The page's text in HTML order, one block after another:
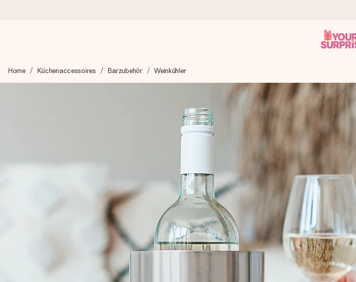
Wir bereiten dein Geschenk sorgfältig vor und schicken es blitzschnell – damit du es genau zum
zählt.
4,8 (basierend auf +15.000 Bewertungen)
Unsere Geschenke begeistern. Kunden bewerten uns mit 4,8 bei Google Reviews (Gesamtergebnis
Montag - Freitag : 8:30 - 17:00 Uhr
Samstag - Sonntag : 8:30 - 13:00 Uhr
Home Küchenaccessoires Barzubehör Weinkühler